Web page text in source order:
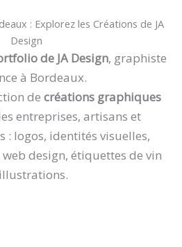
: Explorez les Créations de JA
Design
de JA Design, graphiste
à Bordeaux.
de créations graphiques
entreprises, artisans et
: logos, identités visuelles,
design, étiquettes de vin